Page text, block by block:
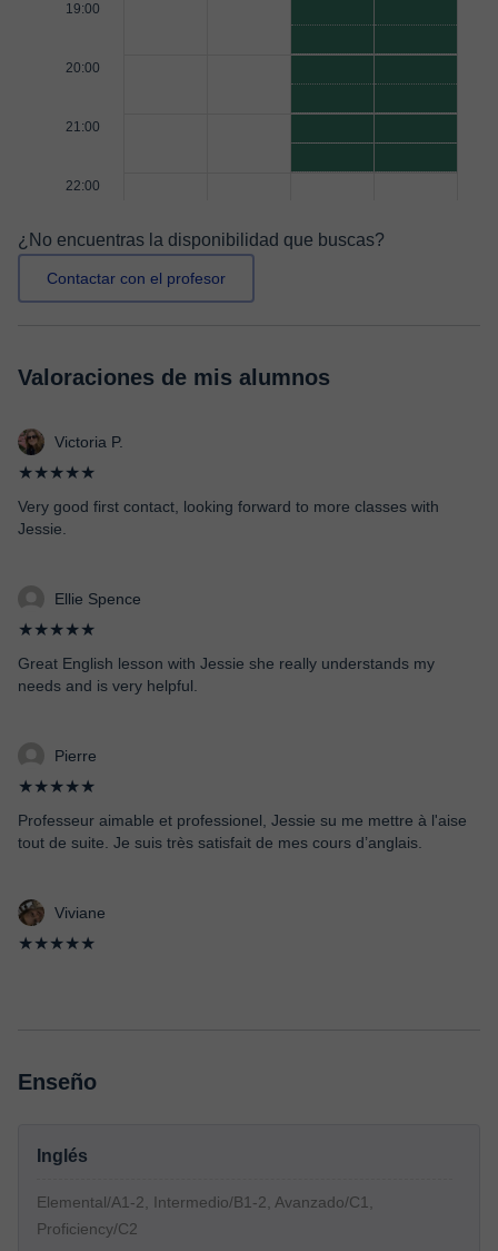
19:00
20:00
21:00
22:00
¿No encuentras la disponibilidad que buscas?
Contactar con el profesor
Valoraciones de mis alumnos
Victoria P.
★★★★★
Very good first contact, looking forward to more classes with
Jessie.
Ellie Spence
★★★★★
Great English lesson with Jessie she really understands my
needs and is very helpful.
Pierre
★★★★★
Professeur aimable et professionel, Jessie su me mettre à l'aise
tout de suite. Je suis très satisfait de mes cours d’anglais.
Viviane
★★★★★
Enseño
Inglés
Elemental/A1-2, Intermedio/B1-2, Avanzado/C1,
Proficiency/C2